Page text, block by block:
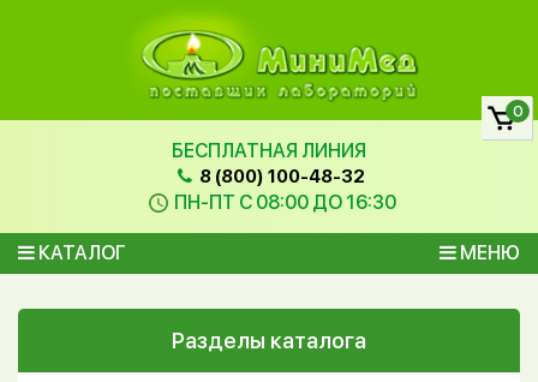
БЕСПЛАТНАЯ ЛИНИЯ
8 (800) 100-48-32
ПН-ПТ С 08:00 ДО 16:30
КАТАЛОГ МЕНЮ
0
Разделы каталога